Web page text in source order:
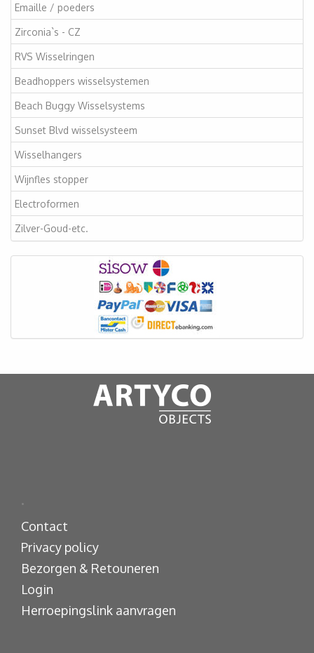
Emaille / poeders
Zirconia`s - CZ
RVS Wisselringen
Beadhoppers wisselsystemen
Beach Buggy Wisselsystems
Sunset Blvd wisselsysteem
Wisselhangers
Wijnfles stopper
Electroformen
Zilver-Goud-etc.
.
Contact
Privacy policy
Bezorgen & Retouneren
Login
Herroepingslink aanvragen